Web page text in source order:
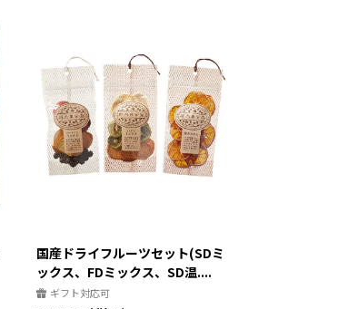
国産ドライフルーツセット(SDミ
ックス、FDミックス、SD温....
ギフト対応可